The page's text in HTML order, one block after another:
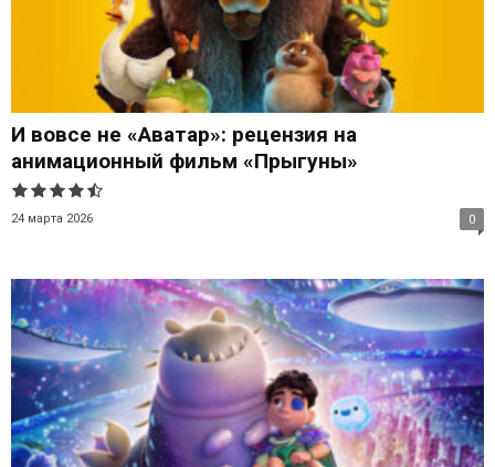
И вовсе не «Аватар»: рецензия на
анимационный фильм «Прыгуны»
24 марта 2026 0